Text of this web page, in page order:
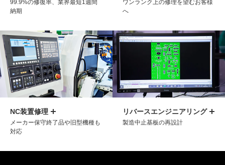
99.9%の修復率、業界最短1週間
納期
ワンランク上の修理を望むお客様
へ
NC装置修理
メーカー保守終了品や旧型機種も
対応
リバースエンジニアリング
製造中止基板の再設計